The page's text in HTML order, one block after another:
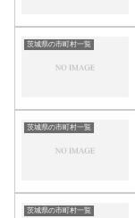
茨城県の市町村一覧
茨城県の市町村一覧
茨城県の市町村一覧